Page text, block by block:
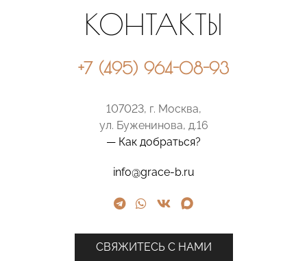
КОНТАКТЫ
+7 (495) 964-08-93
107023, г. Москва,
ул. Буженинова, д.16
— Как добраться?
info@grace-b.ru
СВЯЖИТЕСЬ С НАМИ